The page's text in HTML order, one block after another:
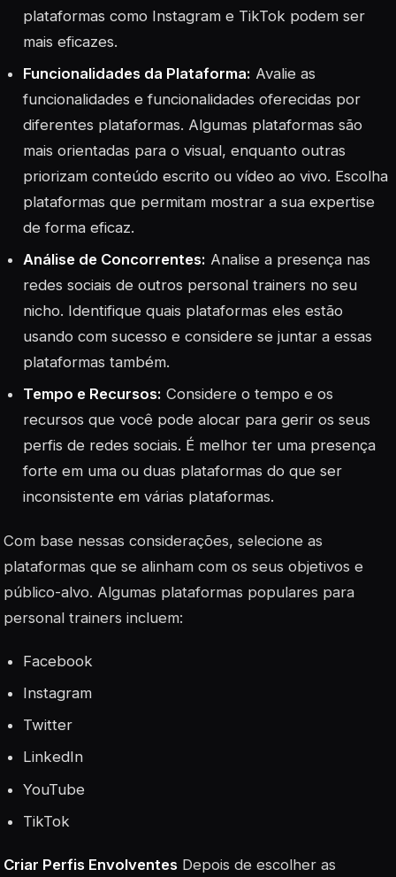
plataformas como Instagram e TikTok podem ser
mais eficazes.
Funcionalidades da Plataforma: Avalie as
funcionalidades e funcionalidades oferecidas por
diferentes plataformas. Algumas plataformas são
mais orientadas para o visual, enquanto outras
priorizam conteúdo escrito ou vídeo ao vivo. Escolha
plataformas que permitam mostrar a sua expertise
de forma eficaz.
Análise de Concorrentes: Analise a presença nas
redes sociais de outros personal trainers no seu
nicho. Identifique quais plataformas eles estão
usando com sucesso e considere se juntar a essas
plataformas também.
Tempo e Recursos: Considere o tempo e os
recursos que você pode alocar para gerir os seus
perfis de redes sociais. É melhor ter uma presença
forte em uma ou duas plataformas do que ser
inconsistente em várias plataformas.
Com base nessas considerações, selecione as
plataformas que se alinham com os seus objetivos e
público-alvo. Algumas plataformas populares para
personal trainers incluem:
Facebook
Instagram
Twitter
LinkedIn
YouTube
TikTok
Criar Perfis Envolventes Depois de escolher as